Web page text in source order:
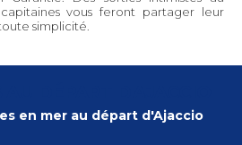
vous feront partager leur
simplicité.
en mer au départ d'Ajaccio